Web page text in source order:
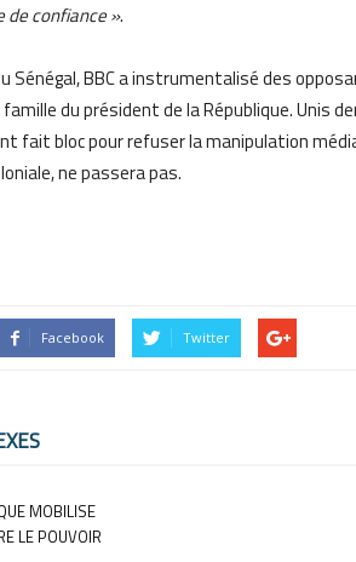
de confiance ».
Sénégal, BBC a instrumentalisé des
du président de la République. Unis
fait bloc pour refuser la manipulation
ne passera pas.
Facebook Twitter
MOBILISE
LE POUVOIR